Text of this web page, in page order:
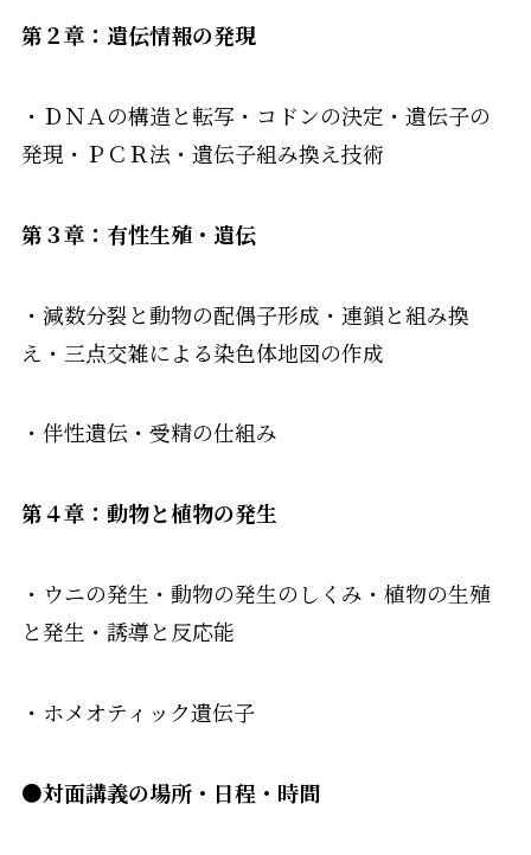
第２章：遺伝情報の発現
・ＤＮＡの構造と転写・コドンの決定・遺伝子の
発現・ＰＣＲ法・遺伝子組み換え技術
第３章：有性生殖・遺伝
・減数分裂と動物の配偶子形成・連鎖と組み換
え・三点交雑による染色体地図の作成
・伴性遺伝・受精の仕組み
第４章：動物と植物の発生
・ウニの発生・動物の発生のしくみ・植物の生殖
と発生・誘導と反応能
・ホメオティック遺伝子
●対面講義の場所・日程・時間